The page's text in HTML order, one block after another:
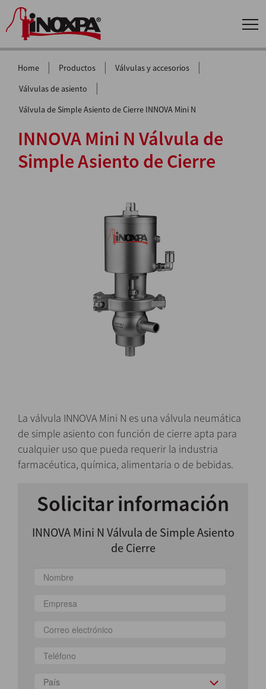
Home | Productos | Válvulas y accesorios |
Válvulas de asiento |
Válvula de Simple Asiento de Cierre INNOVA Mini N
INNOVA Mini N Válvula de
Simple Asiento de Cierre
La válvula INNOVA Mini N es una válvula neumática
de simple asiento con función de cierre apta para
cualquier uso que pueda requerir la industria
farmacéutica, química, alimentaria o de bebidas.
Solicitar información
INNOVA Mini N Válvula de Simple Asiento
de Cierre
País